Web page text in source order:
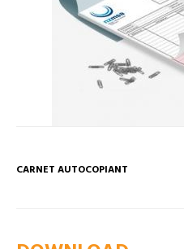
CARNET AUTOCOPIANT